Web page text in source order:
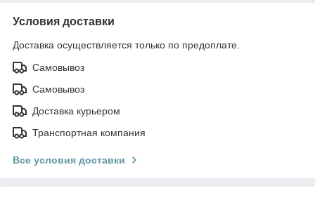
Условия доставки
Доставка осуществляется только по предоплате.
Самовывоз
Самовывоз
Доставка курьером
Транспортная компания
Все условия доставки